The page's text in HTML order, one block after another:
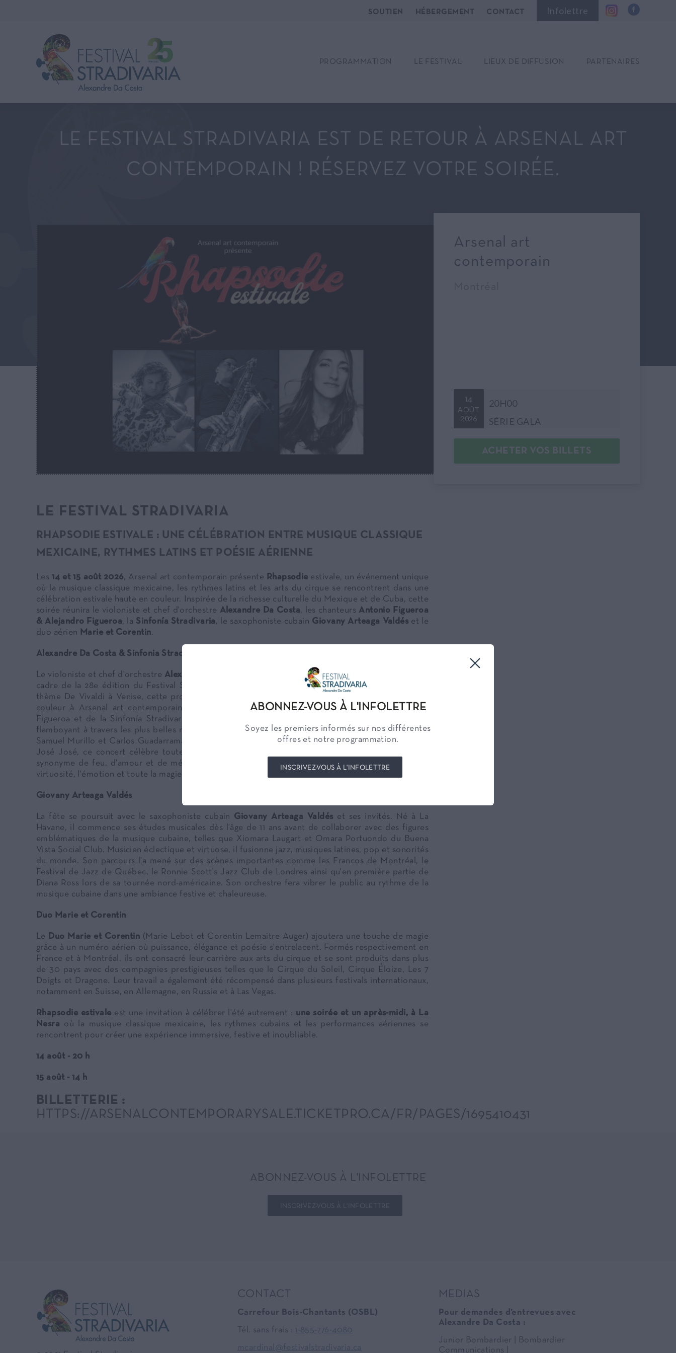
SOUTIEN HÉBERGEMENT CONTACT Infolettre
PROGRAMMATION LE FESTIVAL LIEUX DE DIFFUSION PARTENAIRES
LE FESTIVAL STRADIVARIA EST DE RETOUR À ARSENAL ART
CONTEMPORAIN ! RÉSERVEZ VOTRE SOIRÉE.
Arsenal art
contemporain
14
AOÛT
2026
20H00
SÉRIE GALA
ACHETER VOS BILLETS
LE FESTIVAL STRADIVARIA
RHAPSODIE ESTIVALE : UNE CÉLÉBRATION ENTRE MUSIQUE CLASSIQUE
MEXICAINE, RYTHMES LATINS ET POÉSIE AÉRIENNE
Les 14 et 15 août 2026, Arsenal art contemporain présente Rhapsodie estivale, un événement unique
où la musique classique mexicaine, les rythmes latins et les arts du cirque se rencontrent dans une
célébration estivale haute en couleur. Inspirée de la richesse culturelle du Mexique et de Cuba, cette
soirée réunira le violoniste et chef d'orchestre Alexandre Da Costa, les chanteurs Antonio Figueroa
& Alejandro Figueroa, la Sinfonía Stradivaria, le saxophoniste cubain Giovany Arteaga Valdés et le
duo aérien Marie et Corentin.
Alexandre Da Costa & Sinfonia Stradivaria
Le violoniste et chef d'orchestre Alexandre Da Costa
signe un retour très attendu à Montréal dans le
cadre de la 28e édition du Festival Stradivaria. Après le lancement du festival, le 8 juillet, sous le
thème De Vivaldi à Venise, cette programmation audacieuse se poursuit avec une escale haute en
couleur à Arsenal art contemporain. Accompagné des chanteurs Antonio Figueroa & Alejandro
Figueroa et de la Sinfonía Stradivaria, Alexandre Da Costa convie le public à un voyage musical
flamboyant à travers les plus belles mélodies mexicaines. Des univers classiques d'Arturo Márquez,
Samuel Murillo et Carlos Guadarrama aux grands succès populaires de Juan Gabriel, Luis Miguel et
José José, ce concert célèbre toute la richesse, la passion et l'âme d'un pays où la musique est
synonyme de feu, d'amour et de mémoire. Une soirée chaleureuse et spectaculaire, portée par la
virtuosité, l'émotion et toute la magie du cœur mexicain.
Giovany Arteaga Valdés
La fête se poursuit avec le saxophoniste cubain Giovany Arteaga Valdés et ses invités. Né à La
Havane, il commence ses études musicales dès l'âge de 11 ans avant de collaborer avec des figures
emblématiques de la musique cubaine, telles que Xiomara Laugart et Omara Portuondo du Buena
Vista Social Club. Musicien éclectique et virtuose, il fusionne jazz, musiques latines, pop et sonorités
du monde. Son parcours l'a mené sur des scènes importantes comme les Francos de Montréal, le
Festival de Jazz de Québec, le Ronnie Scott's Jazz Club de Londres ainsi qu'en première partie de
Diana Ross lors de sa tournée nord-américaine. Son orchestre fera vibrer le public au rythme de la
musique cubaine dans une ambiance festive et chaleureuse.
Duo Marie et Corentin
Le Duo Marie et Corentin (Marie Lebot et Corentin Lemaitre Auger) ajoutera une touche de magie
grâce à un numéro aérien où puissance, élégance et poésie s'entrelacent. Formés respectivement en
France et à Montréal, ils ont consacré leur carrière aux arts du cirque et se sont produits dans plus
de 30 pays avec des compagnies prestigieuses telles que le Cirque du Soleil, Cirque Éloize, Les 7
Doigts et Dragone. Leur travail a également été récompensé dans plusieurs festivals internationaux,
notamment en Suisse, en Allemagne, en Russie et à Las Vegas.
Rhapsodie estivale est une invitation à célébrer l'été autrement : une soirée et un après-midi, à La
Nesra où la musique classique mexicaine, les rythmes cubains et les performances aériennes se
rencontrent pour créer une expérience immersive, festive et inoubliable.
14 août - 20 h
15 août - 14 h
BILLETTERIE :
HTTPS://ARSENALCONTEMPORARYSALE.TICKETPRO.CA/FR/PAGES/1695410431
ABONNEZ-VOUS À L'INFOLETTRE
INSCRIVEZ-VOUS À L'INFOLETTRE
CONTACT
Carrefour Bois-Chantants (OSBL)
Tél. sans frais : 1-855-776-4080
mcardinal@festivalstradivaria.ca
MEDIAS
Pour demandes d’entrevues avec
Alexandre Da Costa :
Junior Bombardier | Bombardier
Communications |
ABONNEZ-VOUS À L'INFOLETTRE
Soyez les premiers informés sur nos différentes
offres et notre programmation.
INSCRIVEZ-VOUS À L'INFOLETTRE